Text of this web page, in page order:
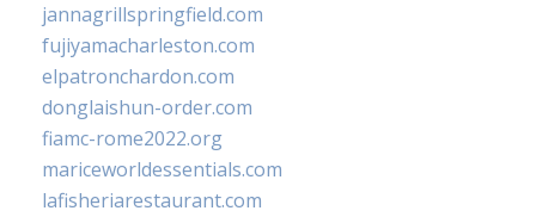
jannagrillspringfield.com
fujiyamacharleston.com
elpatronchardon.com
donglaishun-order.com
fiamc-rome2022.org
mariceworldessentials.com
lafisheriarestaurant.com